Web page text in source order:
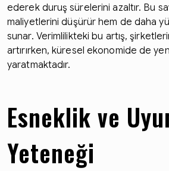
ederek duruş sürelerini azaltır. Bu
maliyetlerini düşürür hem de daha
sunar. Verimlilikteki bu artış,
artırırken, küresel ekonomide de
yaratmaktadır.
Esneklik ve
Yeteneği